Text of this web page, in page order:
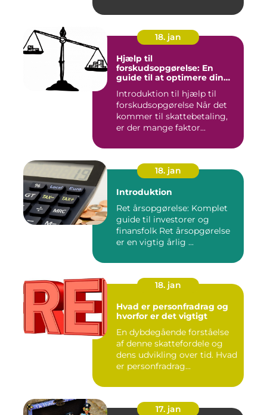
18. jan
Hjælp til
forskudsopgørelse: En
guide til at optimere din
Introduktion til hjælp til
forskudsopgørelse Når det
kommer til skattebetaling,
er der mange faktor...
18. jan
Introduktion
Ret årsopgørelse: Komplet
guide til investorer og
finansfolk Ret årsopgørelse
er en vigtig årlig ...
18. jan
Hvad er personfradrag og
hvorfor er det vigtigt
En dybdegående forståelse
af denne skattefordele og
dens udvikling over tid. Hvad
er personfradrag...
17. jan